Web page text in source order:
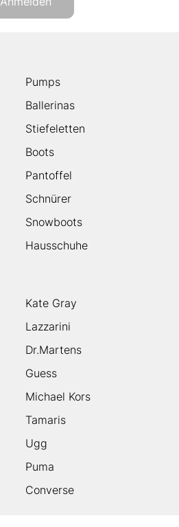
Pumps
Ballerinas
Stiefeletten
Boots
Pantoffel
Schnürer
Snowboots
Hausschuhe
Kate Gray
Lazzarini
Dr.Martens
Guess
Michael Kors
Tamaris
Ugg
Puma
Converse